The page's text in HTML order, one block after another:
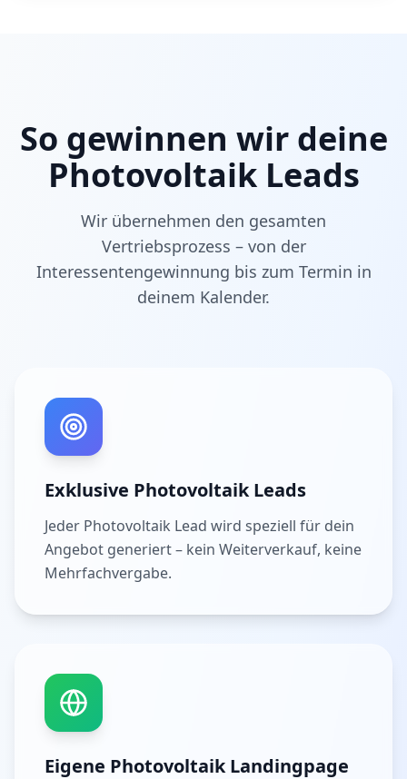
So gewinnen wir deine
Photovoltaik Leads
Wir übernehmen den gesamten
Vertriebsprozess – von der
Interessentengewinnung bis zum Termin in
deinem Kalender.
Exklusive Photovoltaik Leads
Jeder Photovoltaik Lead wird speziell für dein
Angebot generiert – kein Weiterverkauf, keine
Mehrfachvergabe.
Eigene Photovoltaik Landingpage